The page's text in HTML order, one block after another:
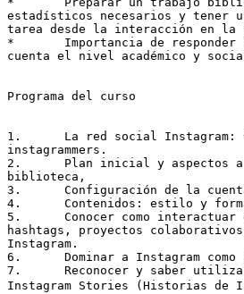
estadísticos necesarios y tener
tarea desde la interacción en la
*	Importancia de responder los comentarios que se realizan, tener en
cuenta el nivel académico y
Programa del curso
1.	La red social Instagram: Cómo funciona Instagram. Instagram para
instagrammers.
2.	Plan inicial y aspectos a tener en cuenta para crear la cuenta de la
biblioteca,
3.	Configuración de la cuenta.
4.	Contenidos: estilo y formatos.
5.	Conocer como interactuar en Instagram. Diferencias seguidores,
hashtags, proyectos
Instagram.
6.	Dominar a Instagram como herramienta de innovación y creatividad.
7.	Reconocer y saber utilizar las herramientas complementarias como
Instagram Stories (Historias de